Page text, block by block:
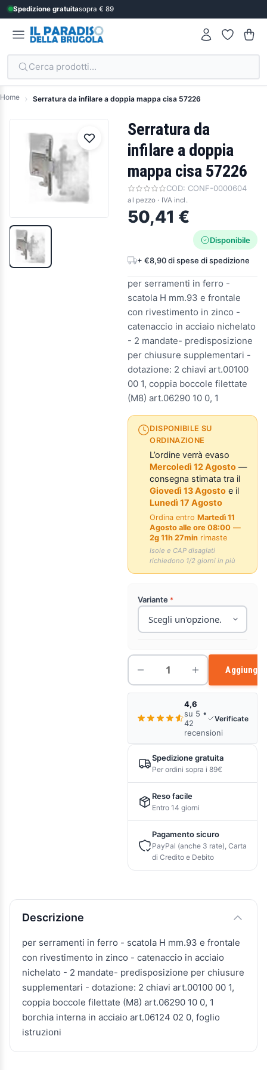
Spedizione gratuitasopra € 89
Cerca prodotti...
Home Serratura da infilare a doppia mappa cisa 57226
Serratura da
infilare a doppia
mappa cisa 57226
COD: CONF-0000604
al pezzo · IVA incl.
50,41 €
Disponibile
+ €8,90 di spese di spedizione
per serramenti in ferro -
scatola H mm.93 e frontale
con rivestimento in zinco -
catenaccio in acciaio nichelato
- 2 mandate- predisposizione
per chiusure supplementari -
dotazione: 2 chiavi art.00100
00 1, coppia boccole filettate
(M8) art.06290 10 0, 1
DISPONIBILE SU
ORDINAZIONE
L’ordine verrà evaso
Mercoledì 12 Agosto —
consegna stimata tra il
Giovedì 13 Agosto e il
Lunedì 17 Agosto
Ordina entroMartedì 11
Agosto alle ore 08:00 —
2g 11h 27min rimaste
Isole e CAP disagiati
richiedono 1/2 giorni in più
Variante
Aggiungi
4,6
su 5 •
42
recensioni
Verificate
Spedizione gratuita
Per ordini sopra i 89€
Reso facile
Entro 14 giorni
Pagamento sicuro
PayPal (anche 3 rate), Carta
di Credito e Debito
Descrizione e caratteristiche
Descrizione
per serramenti in ferro - scatola H mm.93 e frontale
con rivestimento in zinco - catenaccio in acciaio
nichelato - 2 mandate- predisposizione per chiusure
supplementari - dotazione: 2 chiavi art.00100 00 1,
coppia boccole filettate (M8) art.06290 10 0, 1
borchia interna in acciaio art.06124 02 0, foglio
istruzioni